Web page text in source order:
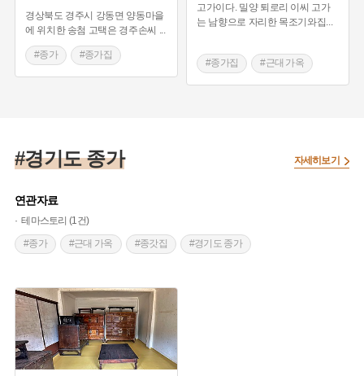
경상북도 경주시 강동면 양동마을
에 위치한 송첨 고택은 경주손씨 ...
#종가 #종가집
#조선시대 반가
고가이다. 밀양 퇴로리 이씨 고가
는 남향으로 자리한 목조기와집...
#종가집 #근대 가옥
#경상남도 양반집
#경기도 종가
연관자료
테마스토리 (1건)
#종가
#근대 가옥 #종갓집 #경기도 종가
자세히보기